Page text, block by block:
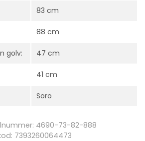
83 cm
88 cm
golv: 47 cm
41 cm
Soro
4690-73-82-888
7393260064473